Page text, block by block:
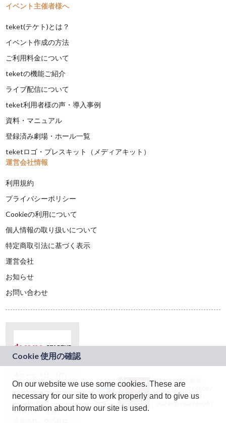
イベント主催者様へ
teket(テケト)とは？
イベント作成の方法
ご利用料金について
teketの機能ご紹介
ライブ配信について
teket利用者様の声・導入事例
資料・マニュアル
登録済み劇場・ホール一覧
teketロゴ・プレスキット（メディアキット）
運営会社情報
利用規約
プライバシーポリシー
Cookieの利用について
個人情報の取り扱いについて
特定商取引法に基づく表示
運営会社
お知らせ
お問い合わせ
ドコモグループの新
規事業創出プログラ
ム「docomo
STARTUP」を通じて
JASRAC許諾番号：
9024936001Y45037
JASRAC許諾番号：
On our website we use some cookies. These are
necessary for our site to work properly and to give us
information about how our site is used.